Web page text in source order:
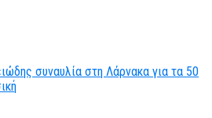
συναυλία στη Λάρνακα για τα 50